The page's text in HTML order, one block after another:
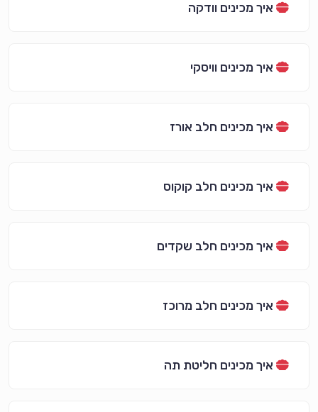
איך מכינים וודקה
איך מכינים וויסקי
איך מכינים חלב אורז
איך מכינים חלב קוקוס
איך מכינים חלב שקדים
איך מכינים חלב מרוכז
איך מכינים חליטת תה